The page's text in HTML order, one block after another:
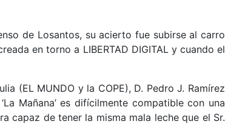
de Losantos, su acierto fue subirse al carro
en torno a LIBERTAD DIGITAL y cuando el
(EL MUNDO y la COPE), D. Pedro J. Ramírez
Mañana’ es difícilmente compatible con una
capaz de tener la misma mala leche que el Sr.